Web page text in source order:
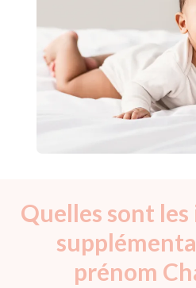
Quelles sont
prénom